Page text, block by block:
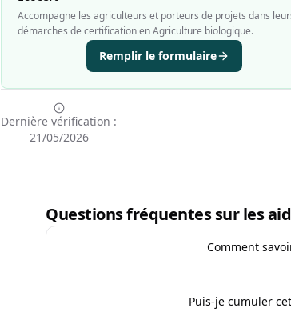
Accompagne les agriculteurs et porteurs de projets dans
démarches de certification en Agriculture biologique.
Remplir le formulaire
Dernière vérification :
21/05/2026
Questions fréquentes sur les
Comment
Puis-je cumuler